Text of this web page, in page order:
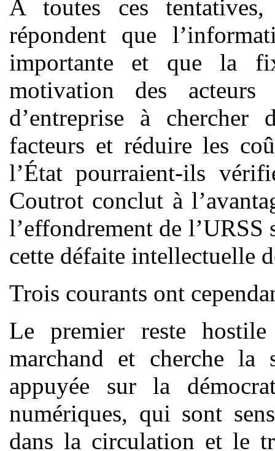
A toutes ces
répondent que
importante et que la
motivation des
d’entreprise à chercher
facteurs et réduire les
l’État pourraient-ils
Coutrot conclut à
l’effondrement de
cette défaite intellectuelle
Trois courants ont
Le premier reste
marchand et cherche la
appuyée sur la
numériques, qui sont
dans la circulation et le